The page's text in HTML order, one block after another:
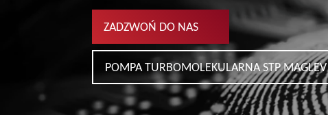
ZADZWOŃ DO NAS
POMPA TURBOMOLEKULARNA STP MAGLEV